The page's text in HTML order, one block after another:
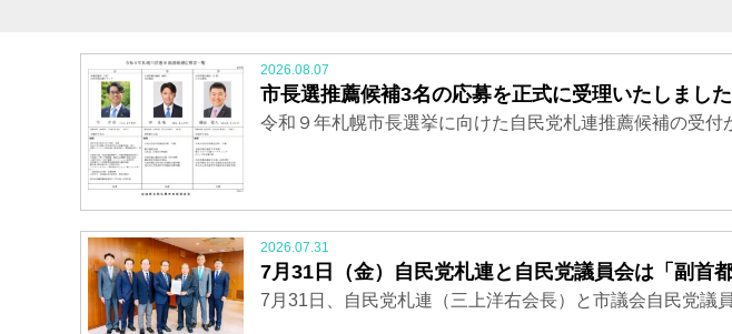
2026.08.07
市長選推薦候補3名の応募を正式に受理いたしました
令和９年札幌市長選挙に向けた自民党札連推薦候補の受付
2026.07.31
7月31日（金）自民党札連と自民党議員会は「副首
7月31日、自民党札連（三上洋右会長）と市議会自民党議